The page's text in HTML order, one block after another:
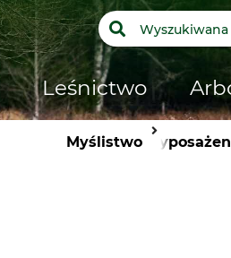
Leśnictwo
Myślistwo